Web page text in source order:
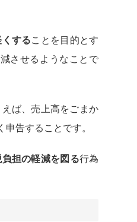
することを目的とす
させるようなことで
ば、売上高をごまか
告することです。
担の軽減を図る行為